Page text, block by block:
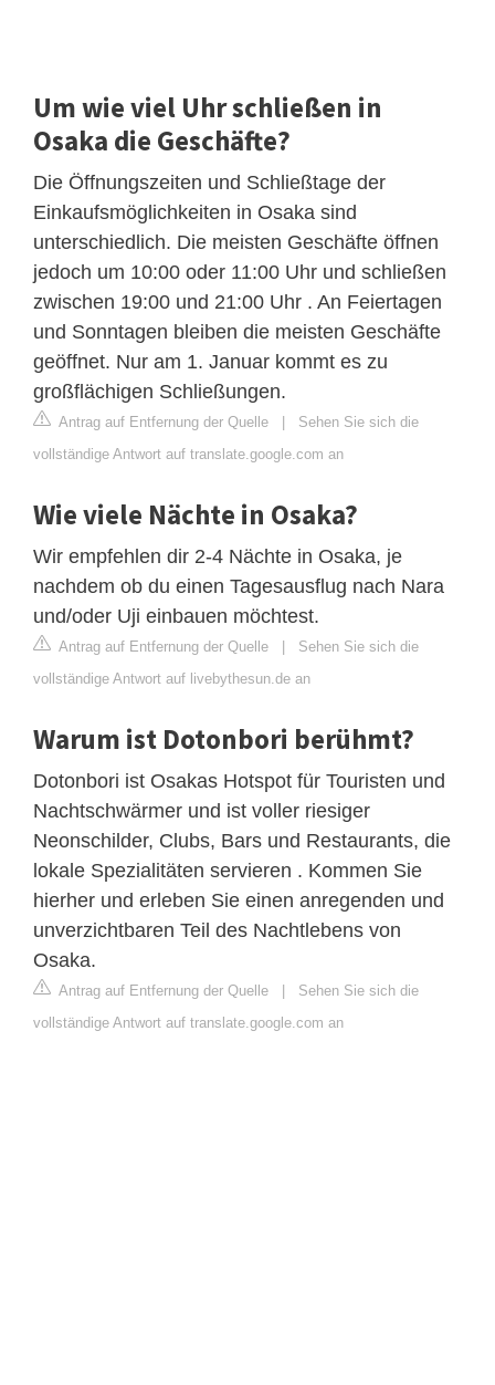
Um wie viel Uhr schließen in
Osaka die Geschäfte?
Die Öffnungszeiten und Schließtage der
Einkaufsmöglichkeiten in Osaka sind
unterschiedlich. Die meisten Geschäfte öffnen
jedoch um 10:00 oder 11:00 Uhr und schließen
zwischen 19:00 und 21:00 Uhr . An Feiertagen
und Sonntagen bleiben die meisten Geschäfte
geöffnet. Nur am 1. Januar kommt es zu
großflächigen Schließungen.
Antrag auf Entfernung der Quelle | Sehen Sie sich die
vollständige Antwort auf translate.google.com an
Wie viele Nächte in Osaka?
Wir empfehlen dir 2-4 Nächte in Osaka, je
nachdem ob du einen Tagesausflug nach Nara
und/oder Uji einbauen möchtest.
Antrag auf Entfernung der Quelle | Sehen Sie sich die
vollständige Antwort auf livebythesun.de an
Warum ist Dotonbori berühmt?
Dotonbori ist Osakas Hotspot für Touristen und
Nachtschwärmer und ist voller riesiger
Neonschilder, Clubs, Bars und Restaurants, die
lokale Spezialitäten servieren . Kommen Sie
hierher und erleben Sie einen anregenden und
unverzichtbaren Teil des Nachtlebens von
Osaka.
Antrag auf Entfernung der Quelle | Sehen Sie sich die
vollständige Antwort auf translate.google.com an